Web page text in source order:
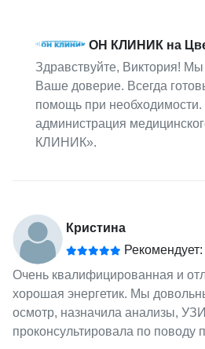
ОН КЛИНИК на
Здравствуйте, Виктория!
Ваше доверие. Всегда
помощь при
администрация
КЛИНИК».
Кристина
Очень квалифицированная и
хорошая энергетик. Мы
осмотр, назначила анализы,
проконсультировала по поводу